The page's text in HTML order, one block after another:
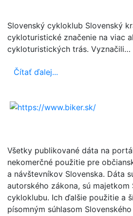
Slovenský cykloklub Slovenský
cykloturistické značenie na viac
cykloturistických trás. Vyznačili…
Čítať ďalej...
Všetky publikované dáta na
nekomerčné použitie pre
a návštevníkov Slovenska. Dáta
autorského zákona, sú majetkom
cykloklubu. Ich ďalšie použitie a
písomným súhlasom